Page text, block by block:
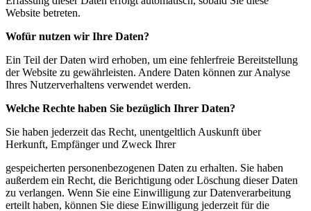
Website betreten.
Wofür nutzen wir Ihre Daten?
Ein Teil der Daten wird erhoben, um eine fehlerfreie Bereitstellung
der Website zu gewährleisten. Andere Daten können zur Analyse
Ihres Nutzerverhaltens verwendet werden.
Welche Rechte haben Sie bezüglich Ihrer Daten?
Sie haben jederzeit das Recht, unentgeltlich Auskunft über
Herkunft, Empfänger und Zweck Ihrer
gespeicherten personenbezogenen Daten zu erhalten. Sie haben
außerdem ein Recht, die Berichtigung oder Löschung dieser Daten
zu verlangen. Wenn Sie eine Einwilligung zur Datenverarbeitung
erteilt haben, können Sie diese Einwilligung jederzeit für die